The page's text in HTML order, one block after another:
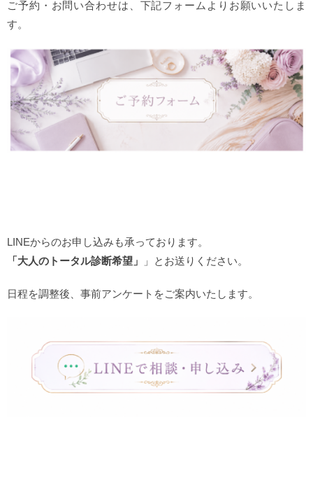
ご予約・お問い合わせは、下記フォームよりお願いいたしま
す。
LINEからのお申し込みも承っております。
「大人のトータル診断希望」
」とお送りください。
日程を調整後、事前アンケートをご案内いたします。